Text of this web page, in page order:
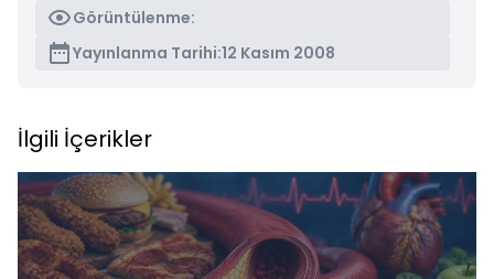
Görüntülenme:
Yayınlanma Tarihi:12 Kasım 2008
İlgili İçerikler